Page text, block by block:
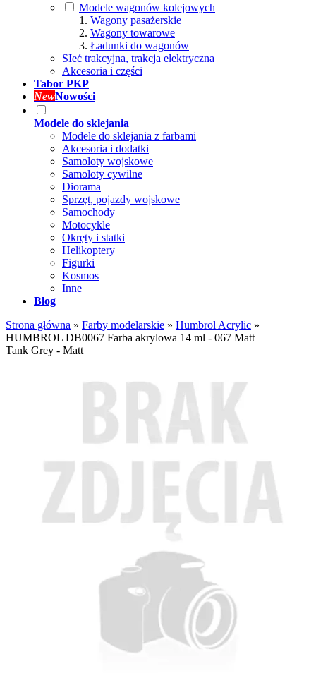
Modele wagonów kolejowych
Wagony pasażerskie
Wagony towarowe
Ładunki do wagonów
SIeć trakcyjna, trakcja elektryczna
Akcesoria i części
Tabor PKP
NewNowości
Modele do sklejania
Modele do sklejania z farbami
Akcesoria i dodatki
Samoloty wojskowe
Samoloty cywilne
Diorama
Sprzęt, pojazdy wojskowe
Samochody
Motocykle
Okręty i statki
Helikoptery
Figurki
Kosmos
Inne
Blog
Strona główna » Farby modelarskie » Humbrol Acrylic »
HUMBROL DB0067 Farba akrylowa 14 ml - 067 Matt
Tank Grey - Matt